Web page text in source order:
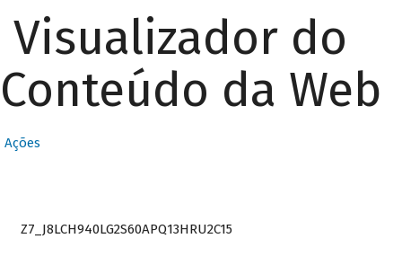
Visualizador do
Conteúdo da Web
Ações
Z7_J8LCH940LG2S60APQ13HRU2C15